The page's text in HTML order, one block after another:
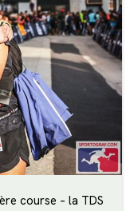
course – la TDS